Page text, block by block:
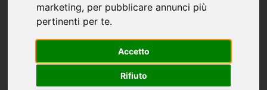
marketing, per pubblicare annunci più
pertinenti per te.
Accetto
Rifiuto